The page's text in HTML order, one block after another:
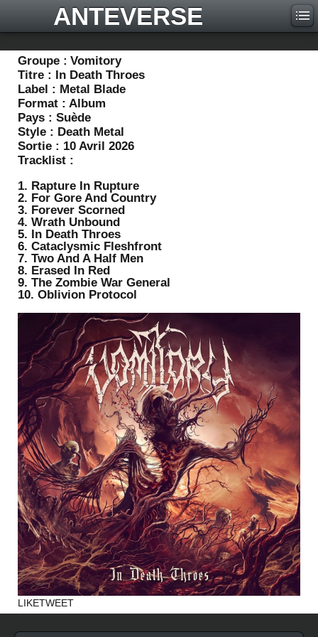
ANTEVERSE
Groupe : Vomitory
Titre : In Death Throes
Label : Metal Blade
Format : Album
Pays : Suède
Style : Death Metal
Sortie : 10 Avril 2026
Tracklist :
1. Rapture In Rupture
2. For Gore And Country
3. Forever Scorned
4. Wrath Unbound
5. In Death Throes
6. Cataclysmic Fleshfront
7. Two And A Half Men
8. Erased In Red
9. The Zombie War General
10. Oblivion Protocol
LIKETWEET